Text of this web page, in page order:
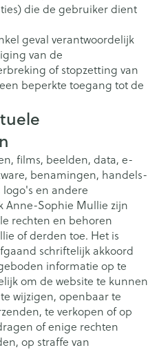
die de gebruiker dient
geval verantwoordelijk
van de
of stopzetting van
beperkte toegang tot de
films, beelden, data, e-
benamingen, handels-
en andere
Anne-Sophie Mullie zijn
rechten en behoren
of derden toe. Het is
schriftelijk akkoord
informatie op te
om de website te kunnen
wijzigen, openbaar te
te verkopen of op
of enige rechten
op straffe van